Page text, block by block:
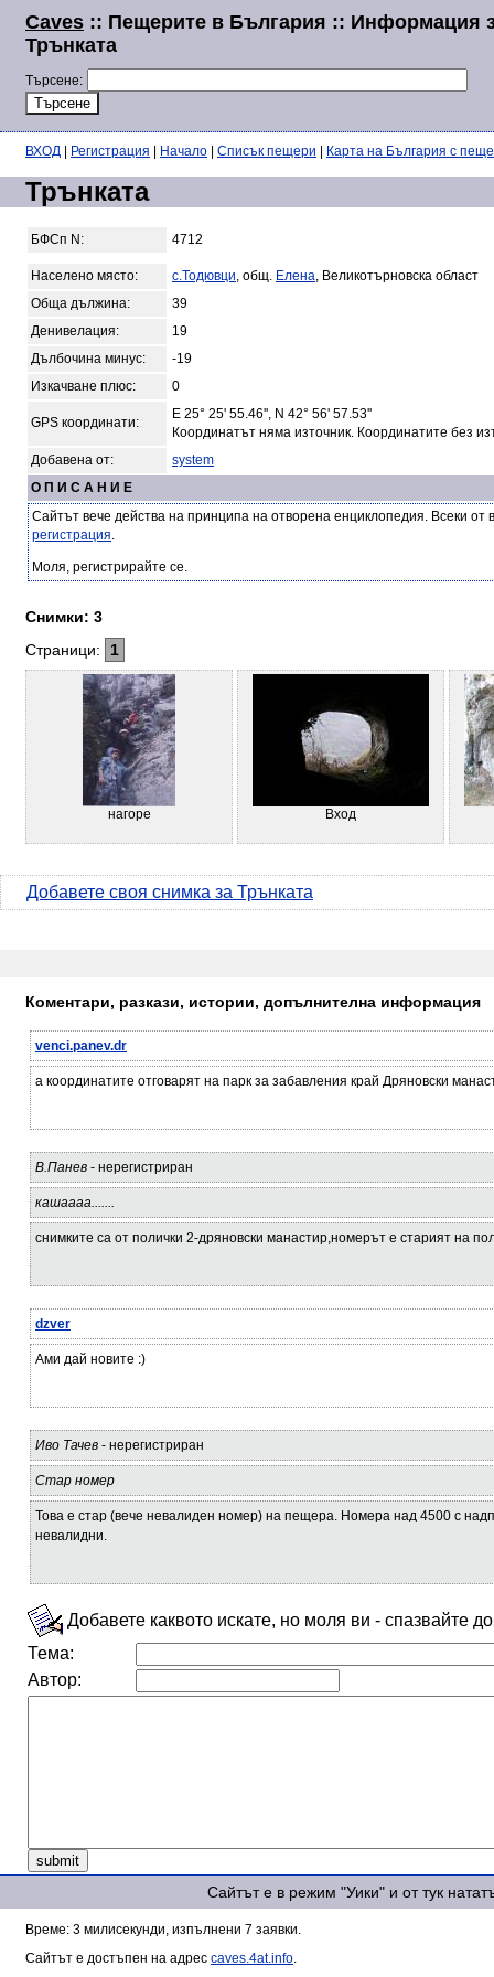
Caves :: Пещерите в България :: Информация
Трънката
Търсене:
ВХОД Регистрация Начало Списък пещери Карта на България с
Трънката
БФСп N: 4712
Населено място: с.Тодювци, общ. Елена, Великотърновска област
Обща дължина:
39
Денивелация:
19
Дълбочина минус:
-19
Изкачване плюс:
0
GPS координати:
E 25° 25' 55.46'', N 42° 56' 57.53''
Координатът няма източник. Координатите без
Добавена от:
system
О П И С А Н И Е
Сайтът вече действа на принципа на отворена енциклопедия. Всеки
регистрация.
Моля, регистрирайте се.
Снимки: 3
Страници:
1
нагоре Вход
Добавете своя снимка за Трънката
Коментари, разкази, истории, допълнителна информация
venci.panev.dr
а координатите отговарят на парк за забавления край Дряновски
В.Панев - нерегистриран
кашаааа.......
снимките са от полички 2-дряновски манастир,номерът е старият на
dzver
Ами дай новите :)
Иво Тачев - нерегистриран
Стар номер
Това е стар (вече невалиден номер) на пещера. Номера над 4500 с
невалидни.
Добавете каквото искате, но моля ви - спазвайте
Тема:
Автор:
Сайтът е в режим "Уики" и от тук
Време: 3 милисекунди, изпълнени 7 заявки.
Сайтът е достъпен на адрес caves.4at.info.